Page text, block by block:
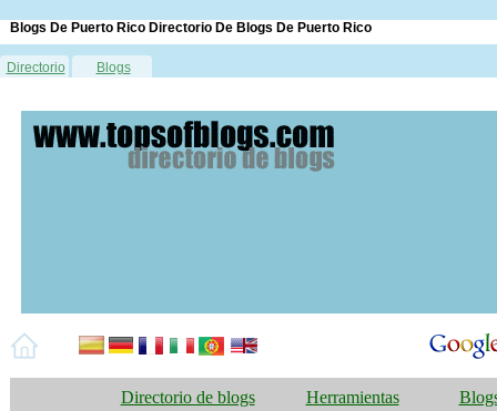
Blogs De Puerto Rico Directorio De Blogs De Puerto Rico
Directorio Blogs
Directorio de blogs Herramientas